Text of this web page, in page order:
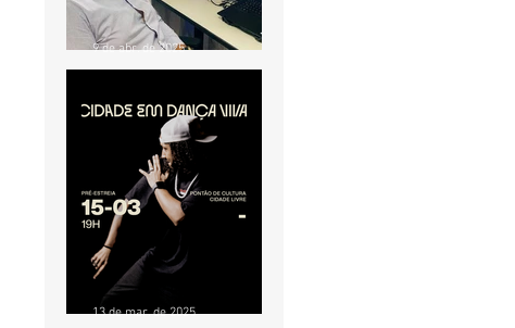
ENSINA PRODUTORES E
INICIANTES A PRESTAR
CONTAS EM PROJETOS
CULTURAIS
9 de abr. de 2025
13 de mar. de 2025